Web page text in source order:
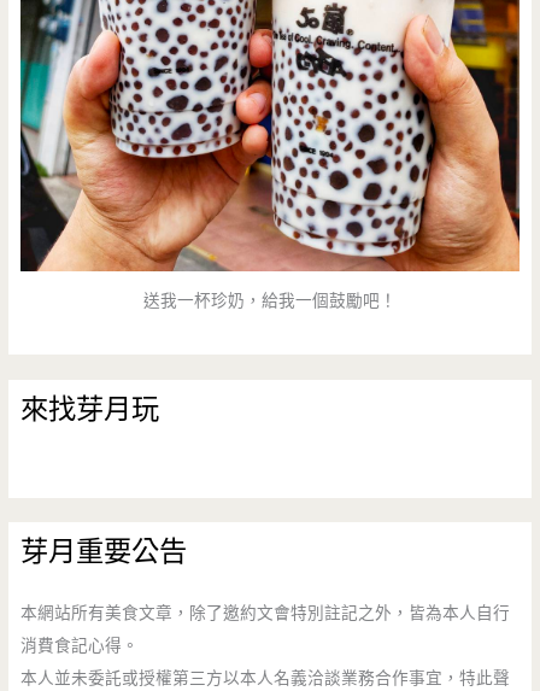
送我一杯珍奶，給我一個鼓勵吧！
來找芽月玩
芽月重要公告
本網站所有美食文章，除了邀約文會特別註記之外，皆為本人自行
消費食記心得。
本人並未委託或授權第三方以本人名義洽談業務合作事宜，特此聲